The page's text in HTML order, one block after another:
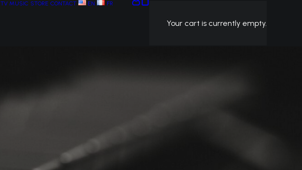
TV MUSIC STORE CONTACT EN FR
Your cart is currently empty.